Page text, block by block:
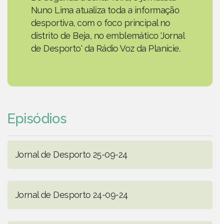
Nuno Lima atualiza toda a informação
desportiva, com o foco principal no
distrito de Beja, no emblemático 'Jornal
de Desporto' da Rádio Voz da Planície.
Episódios
Jornal de Desporto 25-09-24
Jornal de Desporto 24-09-24